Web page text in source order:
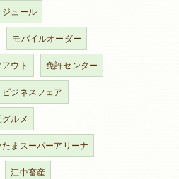
ジュール
モバイルオーダー
ウト 免許センター
ビジネスフェア
ルメ
たまスーパーアリーナ
江中畜産